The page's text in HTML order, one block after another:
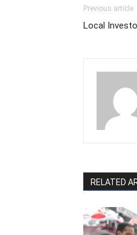
Previous article
Local
RELATED